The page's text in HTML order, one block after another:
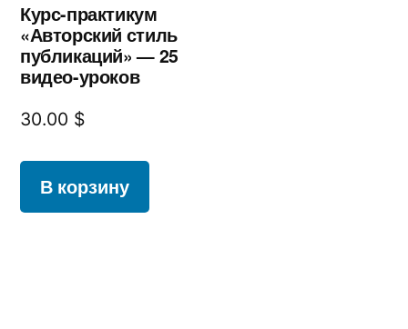
Курс-практикум
«Авторский стиль
публикаций» — 25
видео-уроков
30.00 $
В корзину